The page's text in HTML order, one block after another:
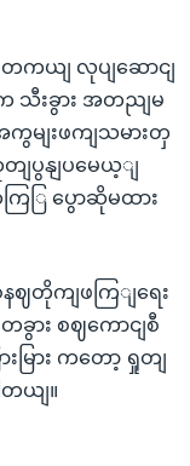
ကယျ လုပျဆောငျ
းခွား အတညျမ
ကွမျးဖကျသမားတှ
ျပွနျပမေယ့ျ
ြ ပွောဆိုမထား
ဈတိုကျဖကြျရေး
ား စဈကောငျစီ
ြား ကတော့ ရှုတျ
ယျ။